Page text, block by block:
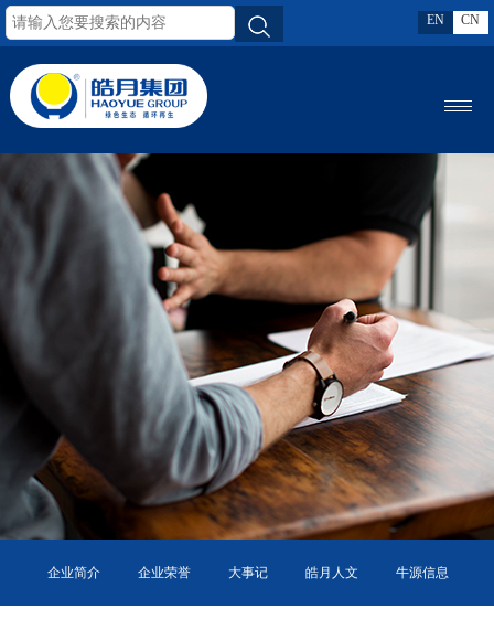
EN CN
MENU
企业简介 企业荣誉 大事记 皓月人文 牛源信息